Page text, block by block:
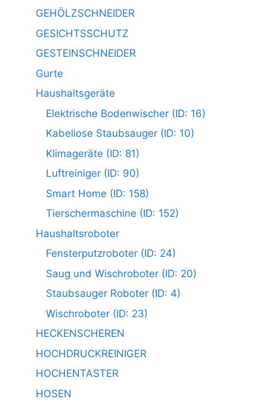
GEHÖLZSCHNEIDER
GESICHTSSCHUTZ
GESTEINSCHNEIDER
Gurte
Haushaltsgeräte
Elektrische Bodenwischer (ID: 16)
Kabellose Staubsauger (ID: 10)
Klimageräte (ID: 81)
Luftreiniger (ID: 90)
Smart Home (ID: 158)
Tierschermaschine (ID: 152)
Haushaltsroboter
Fensterputzroboter (ID: 24)
Saug und Wischroboter (ID: 20)
Staubsauger Roboter (ID: 4)
Wischroboter (ID: 23)
HECKENSCHEREN
HOCHDRUCKREINIGER
HOCHENTASTER
HOSEN